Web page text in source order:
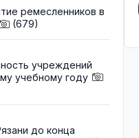
ремесленников в
(679)
учреждений
учебному году
до конца